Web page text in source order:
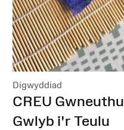
Digwyddiad
:CREU
Gwlyb i'r Teulu